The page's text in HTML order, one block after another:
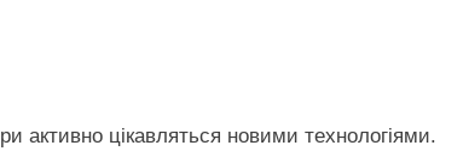
активно цікавляться новими технологіями.